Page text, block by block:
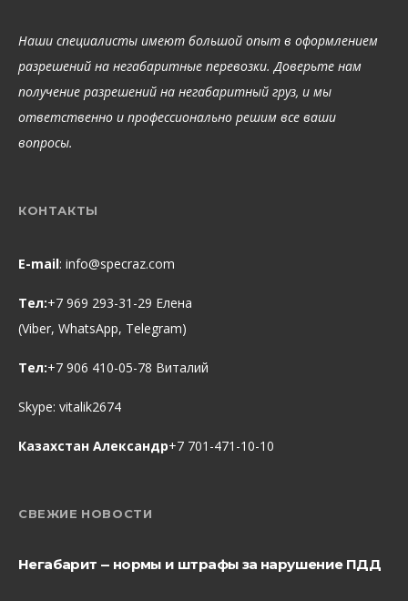
Наши специалисты имеют большой опыт в оформлением
разрешений на негабаритные перевозки. Доверьте нам
получение разрешений на негабаритный груз, и мы
ответственно и профессионально решим все ваши
вопросы.
КОНТАКТЫ
E-mail: info@specraz.com
Тел:+7 969 293-31-29 Елена
(Viber, WhatsApp, Telegram)
Тел:+7 906 410-05-78 Виталий
Skype: vitalik2674
Казахстан Александр+7 701-471-10-10
СВЕЖИЕ НОВОСТИ
Негабарит — нормы и штрафы за нарушение ПДД